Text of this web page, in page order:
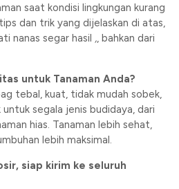
saat kondisi lingkungan kurang
dan trik yang dijelaskan di atas,
nanas segar hasil ,, bahkan dari
untuk Tanaman Anda?
tebal, kuat, tidak mudah sobek,
segala jenis budidaya, dari
hias. Tanaman lebih sehat,
lebih maksimal.
siap kirim ke seluruh